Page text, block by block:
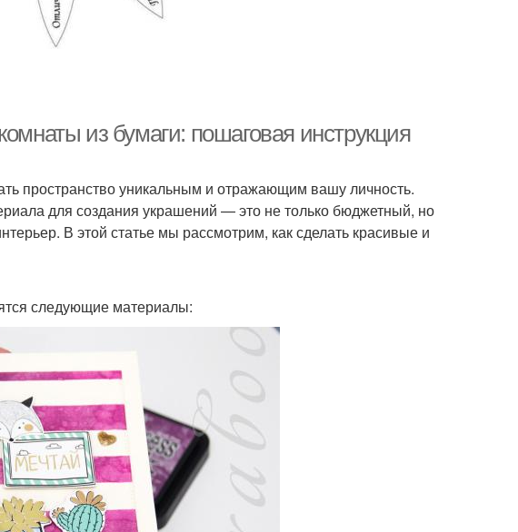
из бумаги: пошаговая инструкция
пространство уникальным и отражающим вашу личность.
для создания украшений — это не только бюджетный, но
В этой статье мы рассмотрим, как сделать красивые и
следующие материалы: